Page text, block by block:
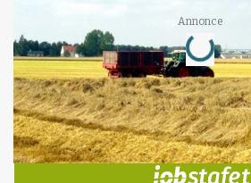
Annonce
Loading...
Jobs
i samarbejde med